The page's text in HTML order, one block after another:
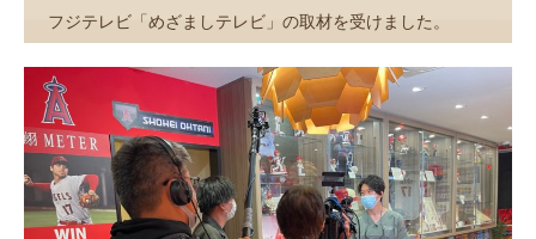
フジテレビ「めざましテレビ」の取材を受けました。